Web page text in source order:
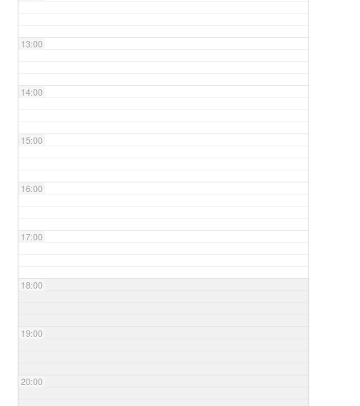
13:00
14:00
15:00
16:00
17:00
18:00
19:00
20:00